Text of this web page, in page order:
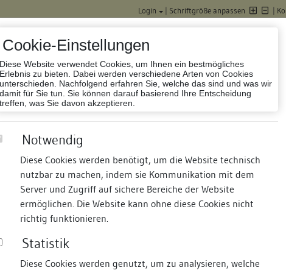
Cookie-Einstellungen
Diese Website verwendet Cookies, um Ihnen ein bestmögliches
Erlebnis zu bieten. Dabei werden verschiedene Arten von Cookies
unterschieden. Nachfolgend erfahren Sie, welche das sind und was wir
damit für Sie tun. Sie können darauf basierend Ihre Entscheidung
treffen, was Sie davon akzeptieren.
Notwendig
Diese Cookies werden benötigt, um die Website technisch
nutzbar zu machen, indem sie Kommunikation mit dem
Server und Zugriff auf sichere Bereiche der Website
ermöglichen. Die Website kann ohne diese Cookies nicht
richtig funktionieren.
Statistik
Diese Cookies werden genutzt, um zu analysieren, welche
Login | Schriftgröße anpassen |
Datenbank
Termine Suche Freie Bauforscher:innen